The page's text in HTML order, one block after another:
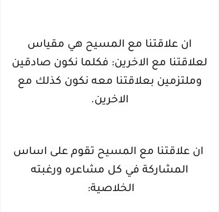
ان علاقتنا مع المسيح هي مقياس
لعلاقتنا مع الاخرين: فكلما نكون صادقين
وملتزمين بعلاقتنا معه نكون كذلك مع
الاخرين.
ان علاقتنا مع المسيح تقوم على اساس
المشاركة في كل مشاعره ورغبته
الخلاصية: